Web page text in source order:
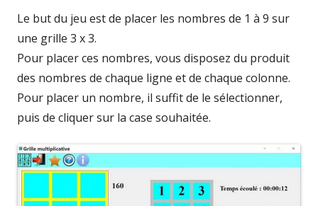
Le but du jeu est de placer les nombres de 1 à 9 sur
une grille 3 x 3.
Pour placer ces nombres, vous disposez du produit
des nombres de chaque ligne et de chaque colonne.
Pour placer un nombre, il suffit de le sélectionner,
puis de cliquer sur la case souhaitée.